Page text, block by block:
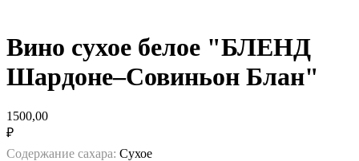
Вино сухое белое "БЛЕНД
Шардоне–Совиньон Блан"
1500,00
₽
Содержание сахара: Сухое